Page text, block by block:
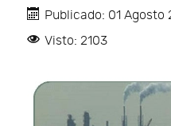
Publicado: 01 Agosto
Visto: 2103